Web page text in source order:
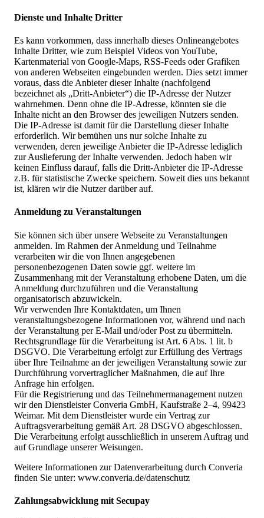
Dienste und Inhalte Dritter
Es kann vorkommen, dass innerhalb dieses Onlineangebotes
Inhalte Dritter, wie zum Beispiel Videos von YouTube,
Kartenmaterial von Google-Maps, RSS-Feeds oder Grafiken
von anderen Webseiten eingebunden werden. Dies setzt immer
voraus, dass die Anbieter dieser Inhalte (nachfolgend
bezeichnet als „Dritt-Anbieter“) die IP-Adresse der Nutzer
wahrnehmen. Denn ohne die IP-Adresse, könnten sie die
Inhalte nicht an den Browser des jeweiligen Nutzers senden.
Die IP-Adresse ist damit für die Darstellung dieser Inhalte
erforderlich. Wir bemühen uns nur solche Inhalte zu
verwenden, deren jeweilige Anbieter die IP-Adresse lediglich
zur Auslieferung der Inhalte verwenden. Jedoch haben wir
keinen Einfluss darauf, falls die Dritt-Anbieter die IP-Adresse
z.B. für statistische Zwecke speichern. Soweit dies uns bekannt
ist, klären wir die Nutzer darüber auf.
Anmeldung zu Veranstaltungen
Sie können sich über unsere Webseite zu Veranstaltungen
anmelden. Im Rahmen der Anmeldung und Teilnahme
verarbeiten wir die von Ihnen angegebenen
personenbezogenen Daten sowie ggf. weitere im
Zusammenhang mit der Veranstaltung erhobene Daten, um die
Anmeldung durchzuführen und die Veranstaltung
organisatorisch abzuwickeln.
Wir verwenden Ihre Kontaktdaten, um Ihnen
veranstaltungsbezogene Informationen vor, während und nach
der Veranstaltung per E-Mail und/oder Post zu übermitteln.
Rechtsgrundlage für die Verarbeitung ist Art. 6 Abs. 1 lit. b
DSGVO. Die Verarbeitung erfolgt zur Erfüllung des Vertrags
über Ihre Teilnahme an der jeweiligen Veranstaltung sowie zur
Durchführung vorvertraglicher Maßnahmen, die auf Ihre
Anfrage hin erfolgen.
Für die Registrierung und das Teilnehmermanagement nutzen
wir den Dienstleister Converia GmbH, Kaufstraße 2–4, 99423
Weimar. Mit dem Dienstleister wurde ein Vertrag zur
Auftragsverarbeitung gemäß Art. 28 DSGVO abgeschlossen.
Die Verarbeitung erfolgt ausschließlich in unserem Auftrag und
auf Grundlage unserer Weisungen.
Weitere Informationen zur Datenverarbeitung durch Converia
finden Sie unter: www.converia.de/datenschutz
Zahlungsabwicklung mit Secupay